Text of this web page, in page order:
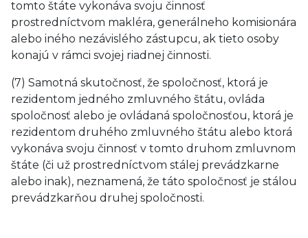
tomto štáte vykonáva svoju činnosť
prostredníctvom makléra, generálneho komisionára
alebo iného nezávislého zástupcu, ak tieto osoby
konajú v rámci svojej riadnej činnosti.
(7) Samotná skutočnosť, že spoločnosť, ktorá je
rezidentom jedného zmluvného štátu, ovláda
spoločnosť alebo je ovládaná spoločnosťou, ktorá je
rezidentom druhého zmluvného štátu alebo ktorá
vykonáva svoju činnosť v tomto druhom zmluvnom
štáte (či už prostredníctvom stálej prevádzkarne
alebo inak), neznamená, že táto spoločnosť je stálou
prevádzkarňou druhej spoločnosti.